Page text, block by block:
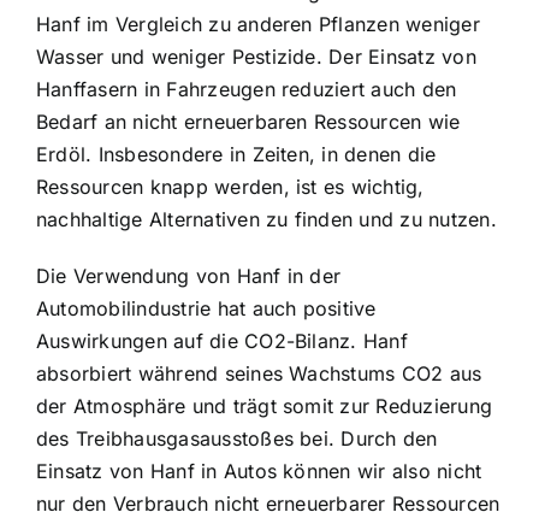
Hanf im Vergleich zu anderen Pflanzen weniger
Wasser und weniger Pestizide. Der Einsatz von
Hanffasern in Fahrzeugen reduziert auch den
Bedarf an nicht erneuerbaren Ressourcen wie
Erdöl. Insbesondere in Zeiten, in denen die
Ressourcen knapp werden, ist es wichtig,
nachhaltige Alternativen zu finden und zu nutzen.
Die Verwendung von Hanf in der
Automobilindustrie hat auch positive
Auswirkungen auf die CO2-Bilanz. Hanf
absorbiert während seines Wachstums CO2 aus
der Atmosphäre und trägt somit zur Reduzierung
des Treibhausgasausstoßes bei. Durch den
Einsatz von Hanf in Autos können wir also nicht
nur den Verbrauch nicht erneuerbarer Ressourcen